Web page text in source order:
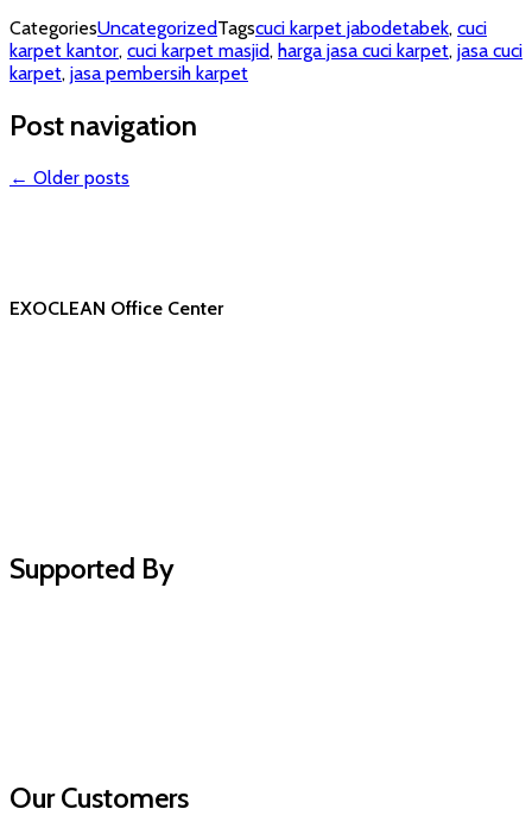
CategoriesUncategorizedTagscuci karpet jabodetabek, cuci
karpet kantor, cuci karpet masjid, harga jasa cuci karpet, jasa cuci
karpet, jasa pembersih karpet
Post navigation
← Older posts
EXOCLEAN Office Center
Supported By
Our Customers